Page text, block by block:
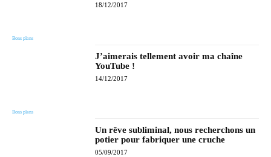
Bons plans
18/12/2017
Bons plans
J’aimerais tellement avoir ma chaîne
YouTube !
14/12/2017
Un rêve subliminal, nous recherchons un
potier pour fabriquer une cruche
05/09/2017